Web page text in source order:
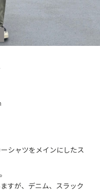
シャツをメインにしたス
すが、デニム、スラック